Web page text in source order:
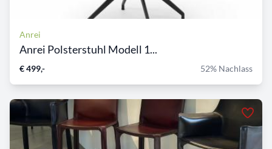
Anrei
Anrei Polsterstuhl Modell 1...
€ 499,- 52% Nachlass